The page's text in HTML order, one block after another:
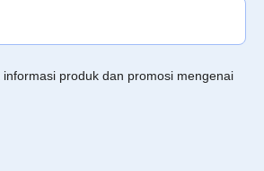
produk dan promosi mengenai